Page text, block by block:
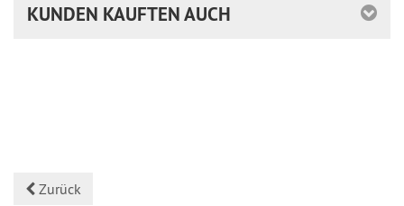
KUNDEN KAUFTEN AUCH
Zurück